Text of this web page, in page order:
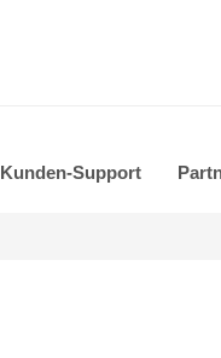
Kunden-Support